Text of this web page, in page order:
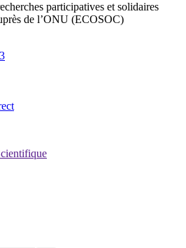
participatives et solidaires
de l’ONU (ECOSOC)